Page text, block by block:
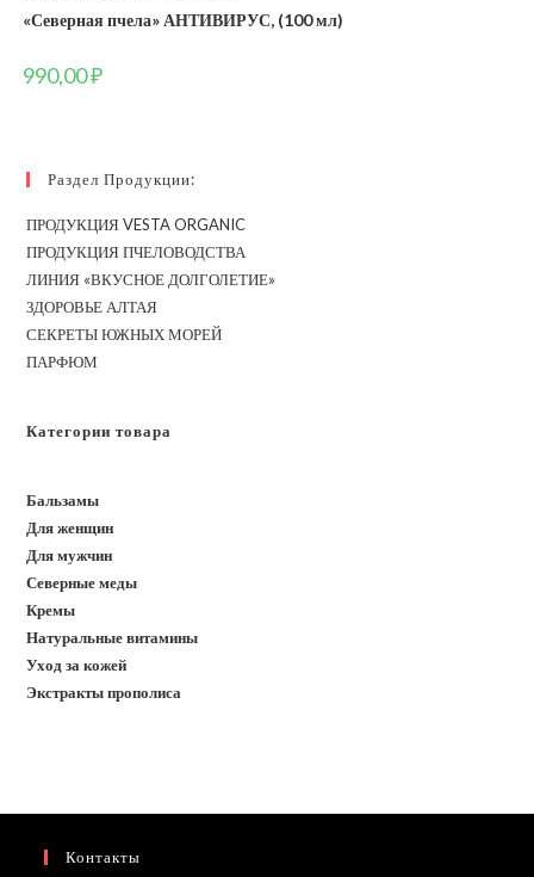
«Северная пчела» АНТИВИРУС, (100 мл)
990,00₽
Раздел Продукции:
ПРОДУКЦИЯ VESTA ORGANIC
ПРОДУКЦИЯ ПЧЕЛОВОДСТВА
ЛИНИЯ «ВКУСНОЕ ДОЛГОЛЕТИЕ»
ЗДОРОВЬЕ АЛТАЯ
СЕКРЕТЫ ЮЖНЫХ МОРЕЙ
ПАРФЮМ
Категории товара
Бальзамы
Для женщин
Для мужчин
Северные меды
Кремы
Натуральные витамины
Уход за кожей
Экстракты прополиса
Контакты